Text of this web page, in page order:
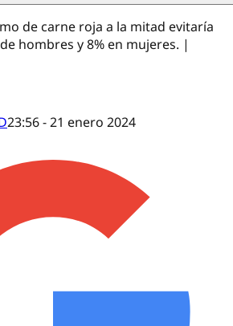
de carne roja a la mitad evitaría
hombres y 8% en mujeres. |
23:56 - 21 enero 2024